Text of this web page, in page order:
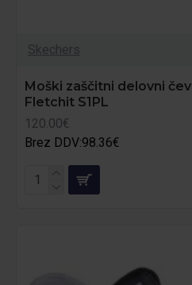
Skechers
Moški zaščitni delovni
Fletchit S1PL
120.00€
Brez DDV:98.36€